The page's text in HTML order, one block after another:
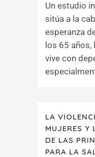
Un estudio
sitúa a la
esperanza
los 65
vive con
LA
MUJERES Y
DE LAS
PARA LA